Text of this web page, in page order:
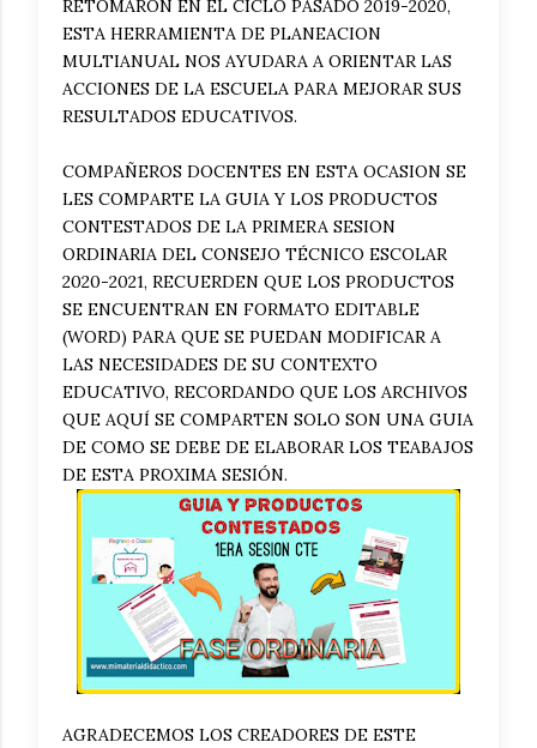
RETOMARON EN EL CICLO PASADO 2019-2020,
ESTA HERRAMIENTA DE PLANEACION
MULTIANUAL NOS AYUDARA A ORIENTAR LAS
ACCIONES DE LA ESCUELA PARA MEJORAR SUS
RESULTADOS EDUCATIVOS.
COMPAÑEROS DOCENTES EN ESTA OCASION SE
LES COMPARTE LA GUIA Y LOS PRODUCTOS
CONTESTADOS DE LA PRIMERA SESION
ORDINARIA DEL CONSEJO TÉCNICO ESCOLAR
2020-2021, RECUERDEN QUE LOS PRODUCTOS
SE ENCUENTRAN EN FORMATO EDITABLE
(WORD) PARA QUE SE PUEDAN MODIFICAR A
LAS NECESIDADES DE SU CONTEXTO
EDUCATIVO, RECORDANDO QUE LOS ARCHIVOS
QUE AQUÍ SE COMPARTEN SOLO SON UNA GUIA
DE COMO SE DEBE DE ELABORAR LOS TEABAJOS
DE ESTA PROXIMA SESIÓN.
AGRADECEMOS LOS CREADORES DE ESTE